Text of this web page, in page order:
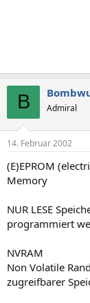
B Admiral
14. Februar 2002
(E)EPROM
Memory
NUR LESE
programmiert
NVRAM
Non Volatile
zugreifbarer